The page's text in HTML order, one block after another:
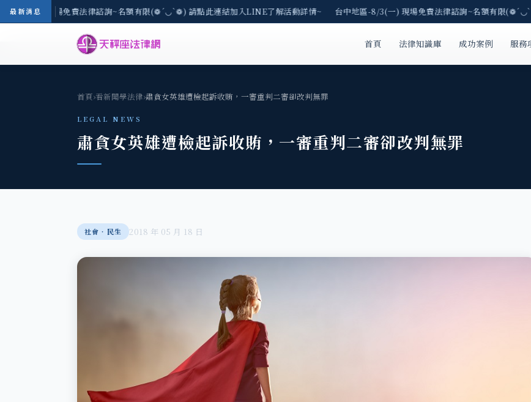
最新消息
-8/3(一) 現場免費法律諮詢~名額有限(❁´◡`❁) 請點此連結加入LINE了解活動詳情~ 台中地區-8/3(一) 現場免費法律諮詢~名額有限(❁´◡`❁)
首頁 法律知識庫 成功案例 服務
首頁›看新聞學法律›肅貪女英雄遭檢起訴收賄，一審重判二審卻改判無罪
LEGAL NEWS
肅貪女英雄遭檢起訴收賄，一審重判二審卻改判無罪
社會‧民生 2018 年 05 月 18 日